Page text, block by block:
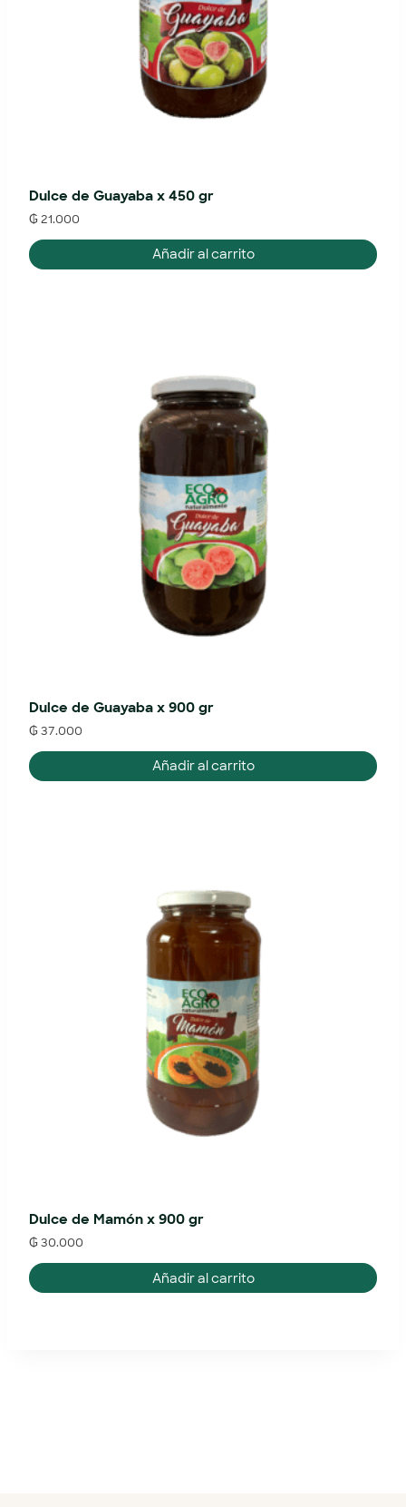
Dulce de Guayaba x 450 gr
₲21.000
Añadir al carrito
Dulce de Guayaba x 900 gr
₲37.000
Añadir al carrito
Dulce de Mamón x 900 gr
₲30.000
Añadir al carrito